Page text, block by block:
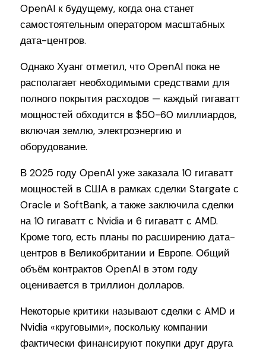
OpenAI к будущему, когда она станет
самостоятельным оператором масштабных
дата-центров.
Однако Хуанг отметил, что OpenAI пока не
располагает необходимыми средствами для
полного покрытия расходов — каждый гигаватт
мощностей обходится в $50-60 миллиардов,
включая землю, электроэнергию и
оборудование.
В 2025 году OpenAI уже заказала 10 гигаватт
мощностей в США в рамках сделки Stargate с
Oracle и SoftBank, а также заключила сделки
на 10 гигаватт с Nvidia и 6 гигаватт с AMD.
Кроме того, есть планы по расширению дата-
центров в Великобритании и Европе. Общий
объём контрактов OpenAI в этом году
оценивается в триллион долларов.
Некоторые критики называют сделки с AMD и
Nvidia «круговыми», поскольку компании
фактически финансируют покупки друг друга